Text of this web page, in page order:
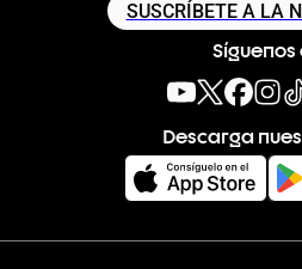
SUSCRÍBETE A LA
Síguenos
Descarga